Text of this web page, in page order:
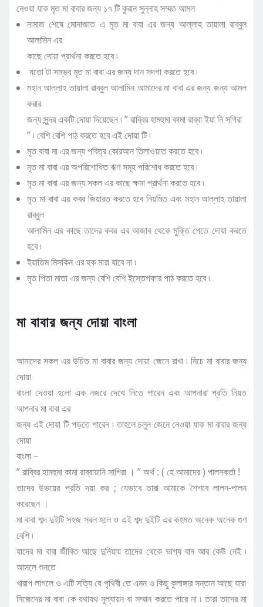
নেওয়া যাক মৃত মা বাবার জন্য ১৭ টি কুরান সুন্নাহ সম্মত আমল
নামাজ শেষে মোনাজাত এ মৃত মা বাবা এর জন্য আল্লাহ তায়ালা রাব্বুল
আলামিন এর
কাছে দোয়া প্রার্থনা করতে হবে ৷
যতো টা সম্ভব মৃত মা বাবা এর জন্য দান সদগা করতে হবে ৷
মহান আল্লাহ তায়ালা রাব্বুল আলামিন আমাদের মা বাবা এর জন্য জন্য আমল
করার
জন্য সুন্দর একটি দোয়া দিয়েছেন ৷ ” রাব্বির হামহুমা কামা রাব্বা ইয়া নি সগিরা
” ৷ বেশি বেশি পাঠ করতে হবে এই দোয়া টি ৷
মৃত বাবা মা এর জন্য পবিত্র কোরআন তিলাওয়াত করতে হবে ৷
মৃত মা বাবা এর অপরিশোধিত ঋণ সমূহ পরিশোধ করতে হবে ৷
মৃত মা বাবা এর জন্য সকল এর কাছে ক্ষমা প্রার্থনা করতে হবে ৷
মৃত মা বাবা এর কবর জিয়ারত করতে হবে নিয়মিত এবং মহান আল্লাহ তায়ালা
রাব্বুল
আলামিন এর কাছে তাদের কবর এর আজাব থেকে মুক্তি পেতে দোয়া করতে
হবে ৷
ইয়াতিম মিসকিন এর হক মারা যাবে না ৷
মৃত পিতা মাতা এর জন্য বেশি বেশি ইস্তেগফার পাঠ করতে হবে ৷
মা বাবার জন্য দোয়া বাংলা
আমাদের সকল এর উচিত মা বাবার জন্য দোয়া জেনে রাখা ৷ নিচে মা বাবার জন্য
দোয়া
বাংলা দেওয়া হলো এক নজরে দেখে নিতে পারেন এবং আপনারা প্রতি নিয়ত
আপনার মা বাবা এর
জন্য এই দোয়া টি পড়তে পারেন ৷ তাহলে চলুন জেনে নেওয়া যাক মা বাবার জন্য
দোয়া
বাংলা –
” রাব্বির হামহুমা কামা রাব্বায়ানি সাগিরা । ” অর্থ : ( হে আমাদের ) পালনকর্তা !
তাদের উভয়ের প্রতি দয়া কর ; যেভাবে তারা আমাকে শৈশবে লালন-পালন
করেছেন ।
মা বাবা শব্দ দুইটি সহজ সরল হলে ও এই শব্দ দুইটি এর কহমত অনেক অনেক গুণ
বেশি ৷
যাদের মা বাবা জীবিত আছে দুনিয়ায় তাদের থেকে ভাগ্য বান আর কেউ নেই ৷
আসলে শুনতে
খারাপ লাগলে ও এটি সত্যি যে পৃথিবী তে এমন ও কিছু কুলাঙ্গার সন্তান আছে যারা
নিজেদের মা বাবা কে যথাযথ মূল্যায়ন বা সম্মান করতে পারে না ৷ তারা তাদের মা